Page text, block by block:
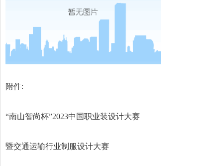
附件:
“南山智尚杯”2023中国职业装设计大赛
暨交通运输行业制服设计大赛